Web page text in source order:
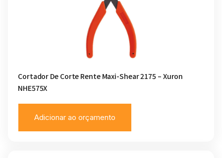
Cortador De Corte Rente Maxi-Shear 2175 – Xuron
NHE575X
Adicionar ao orçamento